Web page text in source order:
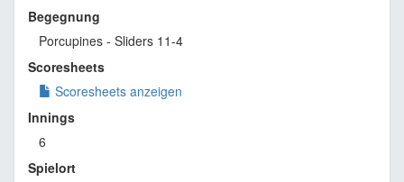
Begegnung
Porcupines - Sliders 11-4
Scoresheets
Scoresheets anzeigen
Innings
6
Spielort